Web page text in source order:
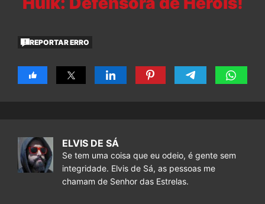
REPORTAR ERRO
ELVIS DE SÁ
Se tem uma coisa que eu odeio, é gente sem
integridade. Elvis de Sá, as pessoas me
chamam de Senhor das Estrelas.